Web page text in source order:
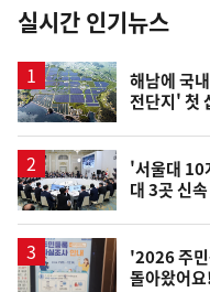
뉴
스
실시간 인기뉴스
해남에 국
전단지' 첫
'서울대 10
대 3곳 신
'2026 주민
돌아왔어요!